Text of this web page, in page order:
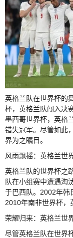
英格兰队在世界杯的
杯，英格兰队闯入决
墨西哥世界杯，英格
错失冠军。尽管如此
界为之瞩目。
风雨飘摇：英格兰世
英格兰队的世界杯之
队在小组赛中遭遇淘
于巴西队。2002年韩
2010年南非世界杯，
荣耀归来：英格兰世
尽管英格兰队在世界